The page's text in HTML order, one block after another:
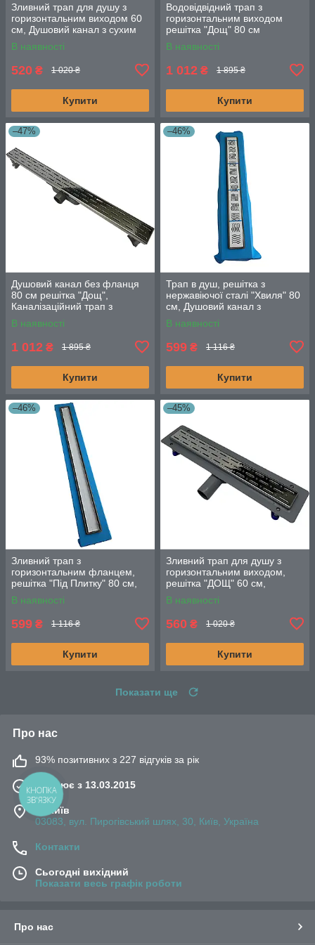
Зливний трап для душу з
горизонтальним виходом 60
см, Душовий канал з сухим
затвором, чорна решітка
В наявності
520 ₴ 1 020 ₴
Купити
Водовідвідний трап з
горизонтальним виходом
решітка "Дощ" 80 см
В наявності
1 012 ₴ 1 895 ₴
Купити
–47%
Душовий канал без фланця
80 см решітка "Дощ",
Каналізаційний трап з
подвійним гідрозатвором
В наявності
1 012 ₴ 1 895 ₴
Купити
–46%
Трап в душ, решітка з
нержавіючої сталі "Хвиля" 80
см, Душовий канал з
горизонтальним фланцем
В наявності
599 ₴ 1 116 ₴
Купити
–46%
Зливний трап з
горизонтальним фланцем,
решітка "Під Плитку" 80 см,
Душовий канал з подвійним
гідрозатвором
В наявності
599 ₴ 1 116 ₴
Купити
–45%
Зливний трап для душу з
горизонтальним виходом,
решітка "ДОЩ" 60 см,
Душовий канал з сухим
затвором
В наявності
560 ₴ 1 020 ₴
Купити
Показати ще
Про нас
93% позитивних з 227 відгуків за рік
Працює з 13.03.2015
м. Київ
03083, вул. Пирогівський шлях, 30, Київ, Україна
Контакти
Сьогодні вихідний
Показати весь графік роботи
Про нас
КНОПКА
ЗВ'ЯЗКУ